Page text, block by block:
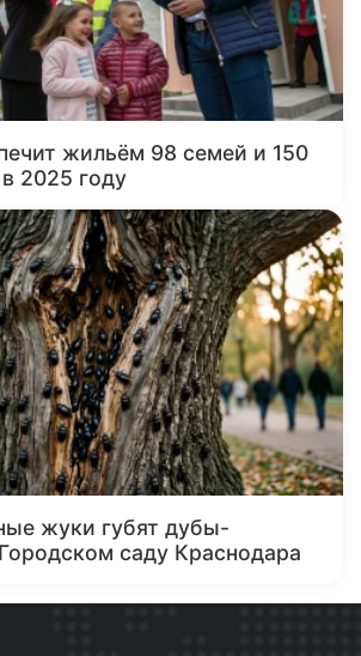
жильём 98 семей и 150
2025 году
жуки губят дубы-
саду Краснодара